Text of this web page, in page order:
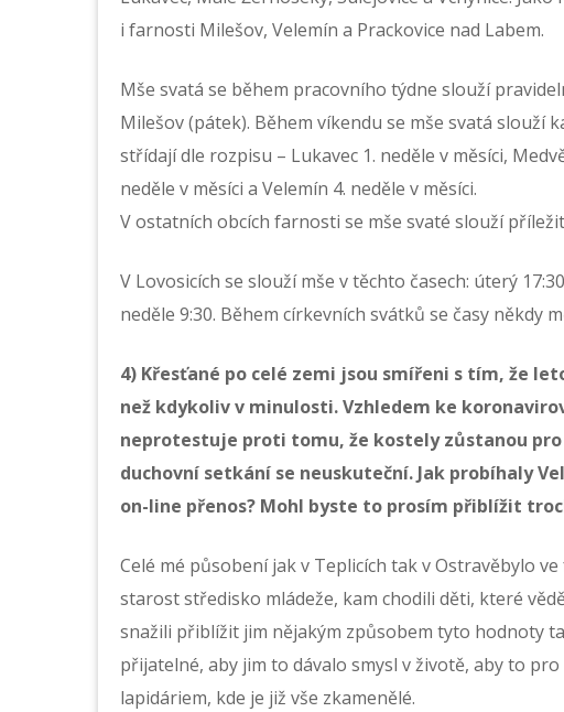
i farnosti Milešov, Velemín a Prackovice nad Labem.
Mše svatá se během pracovního týdne slouží
Milešov (pátek). Během víkendu se mše svatá slouží
střídají dle rozpisu – Lukavec 1. neděle v měsíci,
neděle v měsíci a Velemín 4. neděle v měsíci.
V ostatních obcích farnosti se mše svaté slouží
V Lovosicích se slouží mše v těchto časech: úterý
neděle 9:30. Během církevních svátků se časy někdy
4) Křesťané po celé zemi jsou smířeni s tím, že
než kdykoliv v minulosti. Vzhledem ke
neprotestuje proti tomu, že kostely zůstanou pro
duchovní setkání se neuskuteční. Jak probíhaly
on-line přenos? Mohl byste to prosím přiblížit
Celé mé působení jak v Teplicích tak v Ostravěbylo
starost středisko mládeže, kam chodili děti, které
snažili přiblížit jim nějakým způsobem tyto hodnoty
přijatelné, aby jim to dávalo smysl v životě, aby to
lapidáriem, kde je již vše zkamenělé.